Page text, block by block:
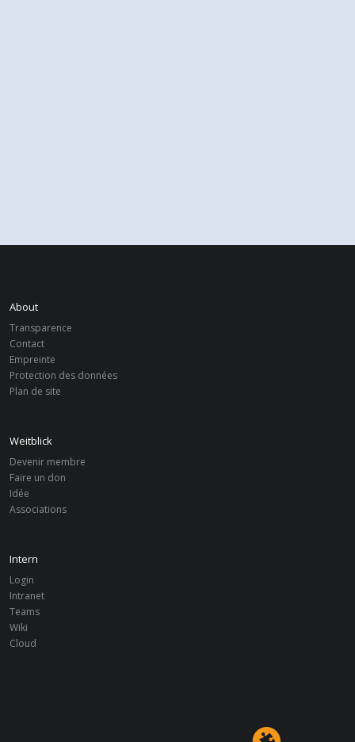
About
Transparence
Contact
Empreinte
Protection des données
Plan de site
Weitblick
Devenir membre
Faire un don
Idée
Associations
Intern
Login
Intranet
Teams
Wiki
Cloud